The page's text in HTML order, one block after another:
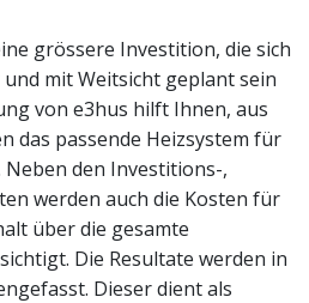
grössere Investition, die sich
mit Weitsicht geplant sein
von e3hus hilft Ihnen, aus
das passende Heizsystem für
Neben den Investitions-,
werden auch die Kosten für
über die gesamte
Die Resultate werden in
Dieser dient als